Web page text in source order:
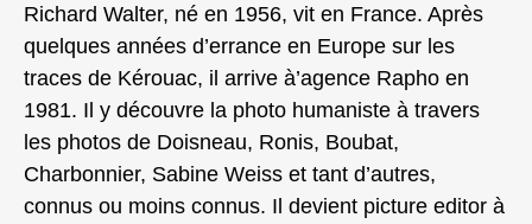
Richard Walter, né en 1956, vit en France. Après
quelques années d’errance en Europe sur les
traces de Kérouac, il arrive à’agence Rapho en
1981. Il y découvre la photo humaniste à travers
les photos de Doisneau, Ronis, Boubat,
Charbonnier, Sabine Weiss et tant d’autres,
connus ou moins connus. Il devient picture editor à